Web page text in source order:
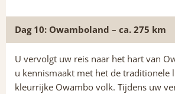
Dag 10: Owamboland – ca. 275 km
U vervolgt uw reis naar het hart van
u kennismaakt met het de traditionele
kleurrijke Owambo volk. Tijdens uw